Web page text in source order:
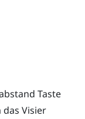
Taste
Visier